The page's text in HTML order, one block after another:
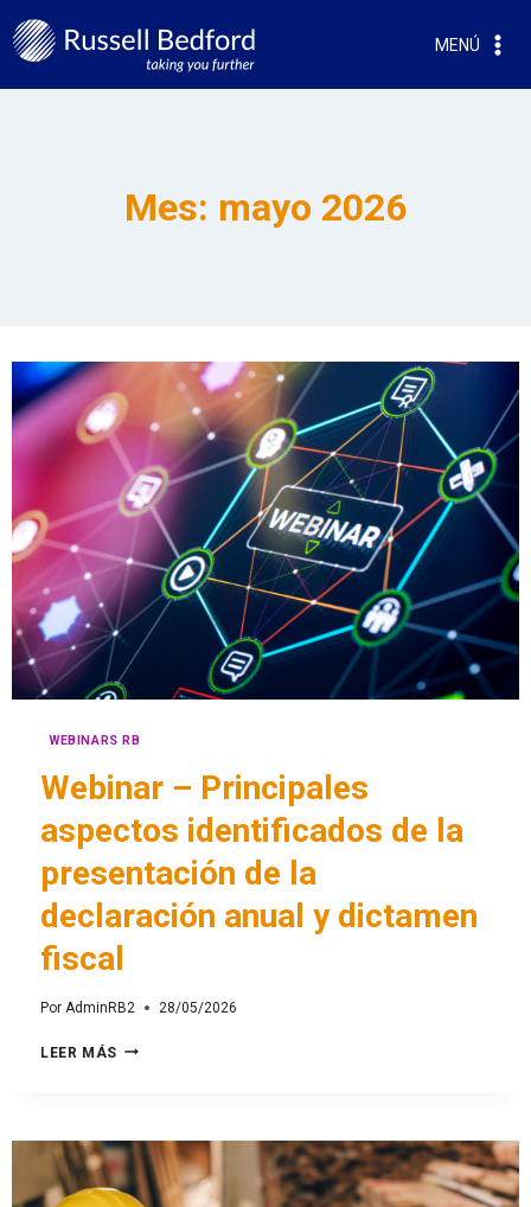
MENÚ
Mes: mayo 2026
WEBINARS RB
Webinar – Principales
aspectos identificados de la
presentación de la
declaración anual y dictamen
fiscal
Por AdminRB2 28/05/2026
LEER MÁS